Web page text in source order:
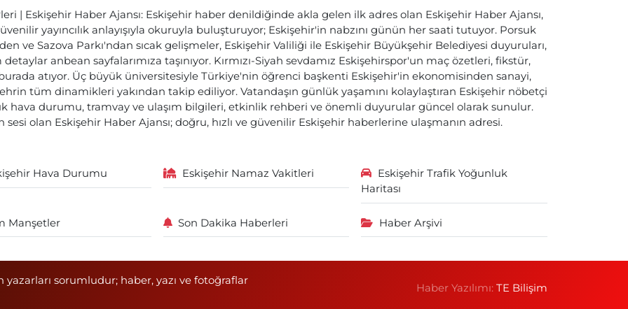
| Eskişehir Haber Ajansı: Eskişehir haber denildiğinde akla gelen ilk adres olan Eskişehir Haber Ajansı,
yayıncılık anlayışıyla okuruyla buluşturuyor; Eskişehir'in nabzını günün her saati tutuyor. Porsuk
ve Sazova Parkı'ndan sıcak gelişmeler, Eskişehir Valiliği ile Eskişehir Büyükşehir Belediyesi duyuruları,
anbean sayfalarımıza taşınıyor. Kırmızı-Siyah sevdamız Eskişehirspor'un maç özetleri, fikstür,
atıyor. Üç büyük üniversitesiyle Türkiye'nin öğrenci başkenti Eskişehir'in ekonomisinden sanayi,
tüm dinamikleri yakından takip ediliyor. Vatandaşın günlük yaşamını kolaylaştıran Eskişehir nöbetçi
hava durumu, tramvay ve ulaşım bilgileri, etkinlik rehberi ve önemli duyurular güncel olarak sunulur.
olan Eskişehir Haber Ajansı; doğru, hızlı ve güvenilir Eskişehir haberlerine ulaşmanın adresi.
Hava Durumu Eskişehir Namaz Vakitleri
Eskişehir Trafik Yoğunluk
Haritası
Manşetler Son Dakika Haberleri Haber Arşivi
yazarları sorumludur; haber, yazı ve fotoğraflar
Haber Yazılımı:TE Bilişim